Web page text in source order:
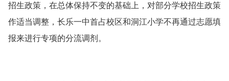
招生政策，在总体保持不变的基础上，对部分学校招生政策
作适当调整，长乐一中首占校区和洞江小学不再通过志愿填
报来进行专项的分流调剂。